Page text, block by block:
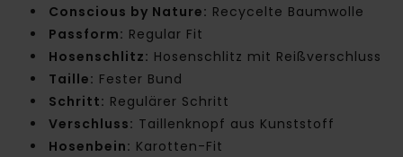
Conscious by Nature: Recycelte Baumwolle
Passform: Regular Fit
Hosenschlitz: Hosenschlitz mit Reißverschluss
Taille: Fester Bund
Schritt: Regulärer Schritt
Verschluss: Taillenknopf aus Kunststoff
Hosenbein: Karotten-Fit